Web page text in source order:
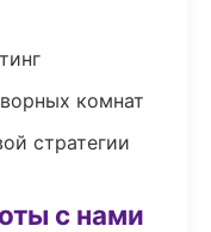
комнат
стратегии
с нами